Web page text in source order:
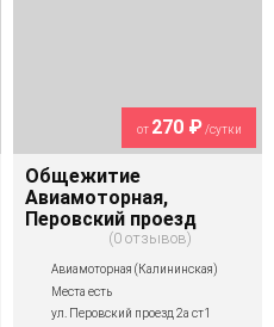
от 270 ₽/сутки
Общежитие
Авиамоторная,
Перовский проезд
0 отзывов
Авиамоторная (Калининская)
Места есть
ул. Перовский проезд 2а ст1